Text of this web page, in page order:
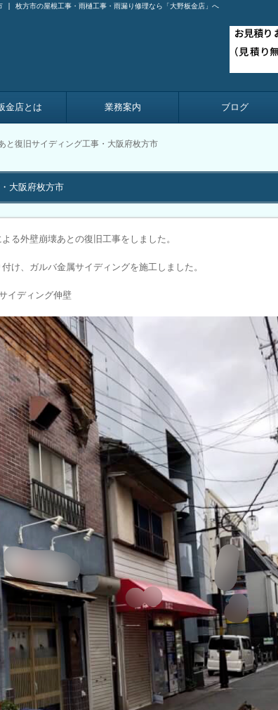
| 枚方市の屋根工事・雨樋工事・雨漏り修理なら「大野板金店」へ
金店とは 業務案内 ブログ
と復旧サイディング工事・大阪府枚方市
大阪府枚方市
る外壁崩壊あとの復旧工事をしました。
け、ガルバ金属サイディングを施工しました。
イディング伸壁